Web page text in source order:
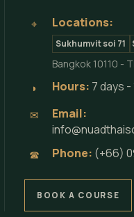
⌖ Locations:
Sukhumvit soi 71
Bangkok 10110 -
◗ Hours: 7 days -
✉
Email:
☎ Phone: (+66)
BOOK A COURSE